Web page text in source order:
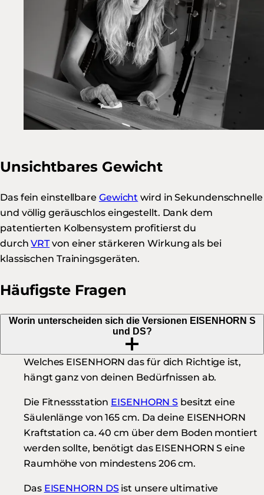
Unsichtbares Gewicht
Das fein einstellbare Gewicht wird in Sekundenschnelle
und völlig geräuschlos eingestellt. Dank dem
patentierten Kolbensystem profitierst du
durchVRTvon einer stärkeren Wirkung als bei
klassischen Trainingsgeräten.
Häufigste Fragen
Worin unterscheiden sich die Versionen EISENHORN S
und DS?
Welches EISENHORN das für dich Richtige ist,
hängt ganz von deinen Bedürfnissen ab.
Die Fitnessstation EISENHORN S besitzt eine
Säulenlänge von 165 cm. Da deine EISENHORN
Kraftstation ca. 40 cm über dem Boden montiert
werden sollte, benötigt das EISENHORN S eine
Raumhöhe von mindestens 206 cm.
Das EISENHORN DSist unsere ultimative